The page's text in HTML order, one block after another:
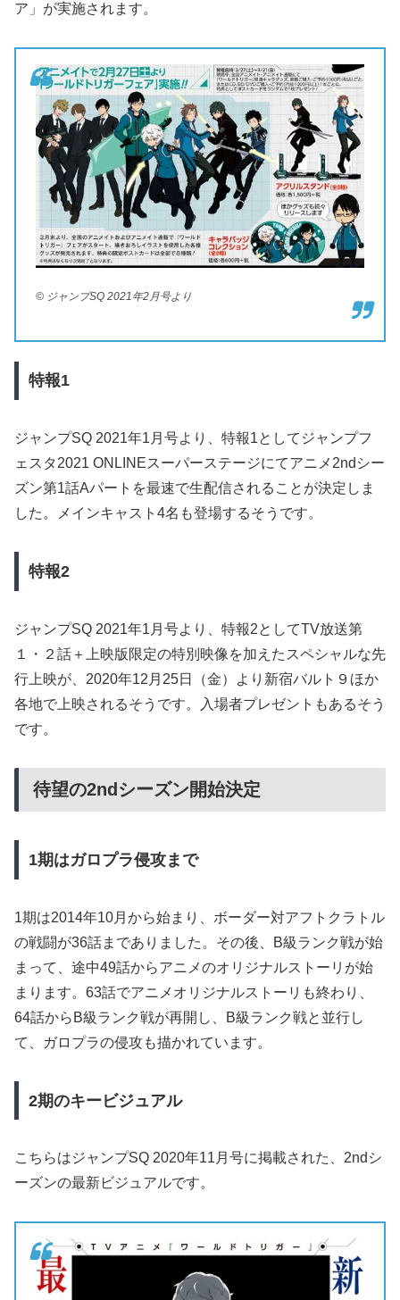
ア」が実施されます。
© ジャンプSQ 2021年2月号より
特報1
ジャンプSQ 2021年1月号より、特報1としてジャンプフ
ェスタ2021 ONLINEスーパーステージにてアニメ2ndシー
ズン第1話Aパートを最速で生配信されることが決定しま
した。メインキャスト4名も登場するそうです。
特報2
ジャンプSQ 2021年1月号より、特報2としてTV放送第
１・２話＋上映版限定の特別映像を加えたスペシャルな先
行上映が、2020年12月25日（金）より新宿バルト９ほか
各地で上映されるそうです。入場者プレゼントもあるそう
です。
待望の2ndシーズン開始決定
1期はガロプラ侵攻まで
1期は2014年10月から始まり、ボーダー対アフトクラトル
の戦闘が36話までありました。その後、B級ランク戦が始
まって、途中49話からアニメのオリジナルストーリが始
まります。63話でアニメオリジナルストーリも終わり、
64話からB級ランク戦が再開し、B級ランク戦と並行し
て、ガロプラの侵攻も描かれています。
2期のキービジュアル
こちらはジャンプSQ 2020年11月号に掲載された、2ndシ
ーズンの最新ビジュアルです。